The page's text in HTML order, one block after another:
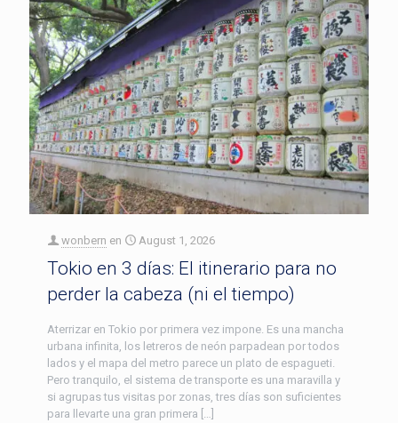
wonbern en August 1, 2026
Tokio en 3 días: El itinerario para no
perder la cabeza (ni el tiempo)
Aterrizar en Tokio por primera vez impone. Es una mancha
urbana infinita, los letreros de neón parpadean por todos
lados y el mapa del metro parece un plato de espagueti.
Pero tranquilo, el sistema de transporte es una maravilla y
si agrupas tus visitas por zonas, tres días son suficientes
para llevarte una gran primera […]